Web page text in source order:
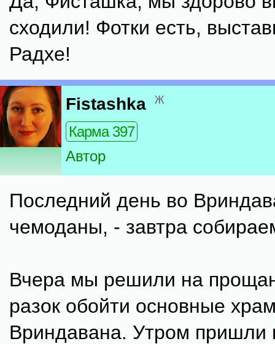
сходили! Фотки есть,
Радхе!
Fistashka ж
Карма 397
Автор
Последний день во
чемоданы, - завтра
Вчера мы решили на
разок обойти основные
Вриндавана. Утром пришли